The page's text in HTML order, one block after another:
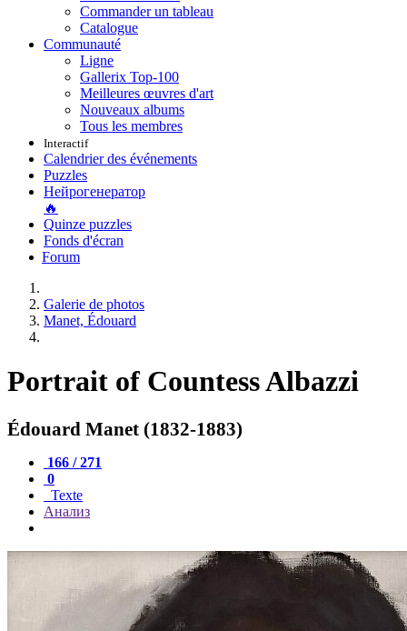
Commander un tableau
Catalogue
Communauté
Ligne
Gallerix Top-100
Meilleures œuvres d'art
Nouveaux albums
Tous les membres
Interactif
Calendrier des événements
Puzzles
Нейрогенератор
🔥
Quinze puzzles
Fonds d'écran
Forum
Galerie de photos
Manet, Édouard
Portrait of Countess Albazzi
Édouard Manet (1832-1883)
166 / 271
0
Texte
Анализ